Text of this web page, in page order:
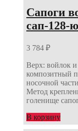
Сапоги
сап-128-
3 784 ₽
Верх: войлок
композитный
носочной
Метод
голенище
В корзину